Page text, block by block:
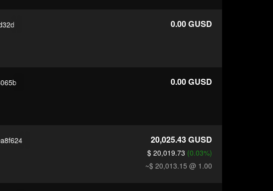
0.00GUSD
0.00GUSD
20,025.43GUSD
$ 20,019.73 (0.03%)
~$ 20,013.15 @ 1.00